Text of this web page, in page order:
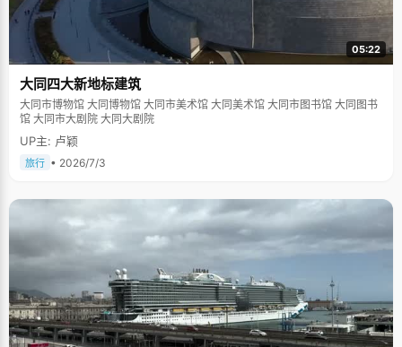
05:22
大同四大新地标建筑
大同市博物馆 大同博物馆 大同市美术馆 大同美术馆 大同市图书馆 大同图书
馆 大同市大剧院 大同大剧院
UP主: 卢颖
旅行 • 2026/7/3